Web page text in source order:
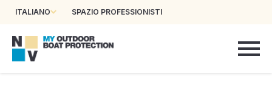
ITALIANO SPAZIO PROFESSIONISTI